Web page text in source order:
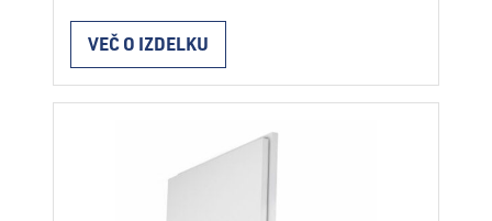
uporabljajo za toplotno izolacijo v fasadnih
sistemih ETICS v skladu z ETAG 004.
Plošče vgrajujemo s fasadnimi lepili ali
dodatnim mehanskim pritrjevanjem. Pri
vgradnji moramo upoštevati navodila za
vgradnjo fasadnega sistema ter veljavne
strokovne in zakonske predpise. …
VEČ O IZDELKU